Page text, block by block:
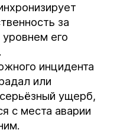
за
его
инцидента
или
ущерб,
с места аварии